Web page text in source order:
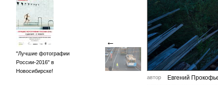
"Лучшие фотографии
России-2016" в
Новосибирске!
←
автор Евгений